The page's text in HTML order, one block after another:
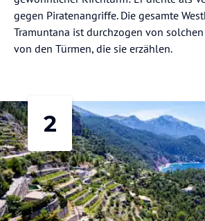
gegen Piratenangriffe. Die gesamte
Tramuntana ist durchzogen von
von den Türmen, die sie erzählen.
2